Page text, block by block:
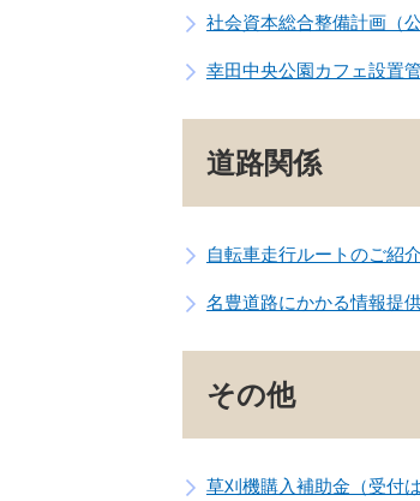
社会資本総合整備計画（公
幸田中央公園カフェ設置
道路関係
自転車走行ルートのご紹介
名豊道路にかかる情報提
その他
草刈機購入補助金（受付